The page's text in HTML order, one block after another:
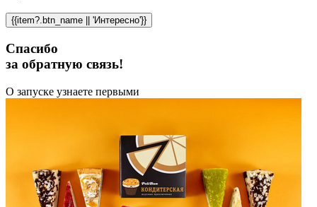
{{item?.btn_name || 'Интересно'}}
Спасибо
за обратную связь!
О запуске узнаете первыми